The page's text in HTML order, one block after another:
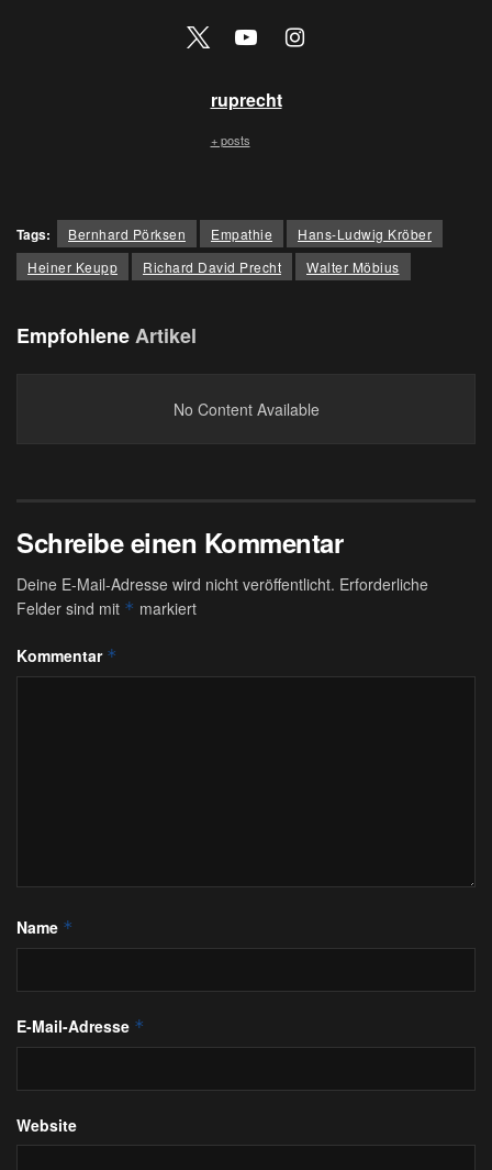
ruprecht
+ posts
Tags: Bernhard Pörksen Empathie
Hans-Ludwig Kröber
Heiner Keupp
Richard David Precht Walter Möbius
EmpfohleneArtikel
No Content Available
Schreibe einen Kommentar
Deine E-Mail-Adresse wird nicht veröffentlicht. Erforderliche
Felder sind mit * markiert
Kommentar *
Name *
E-Mail-Adresse *
Website